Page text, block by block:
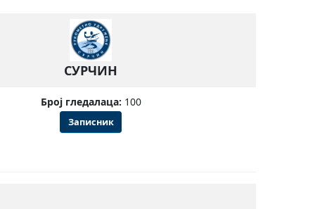
СУРЧИН
Број гледалаца: 100
Записник